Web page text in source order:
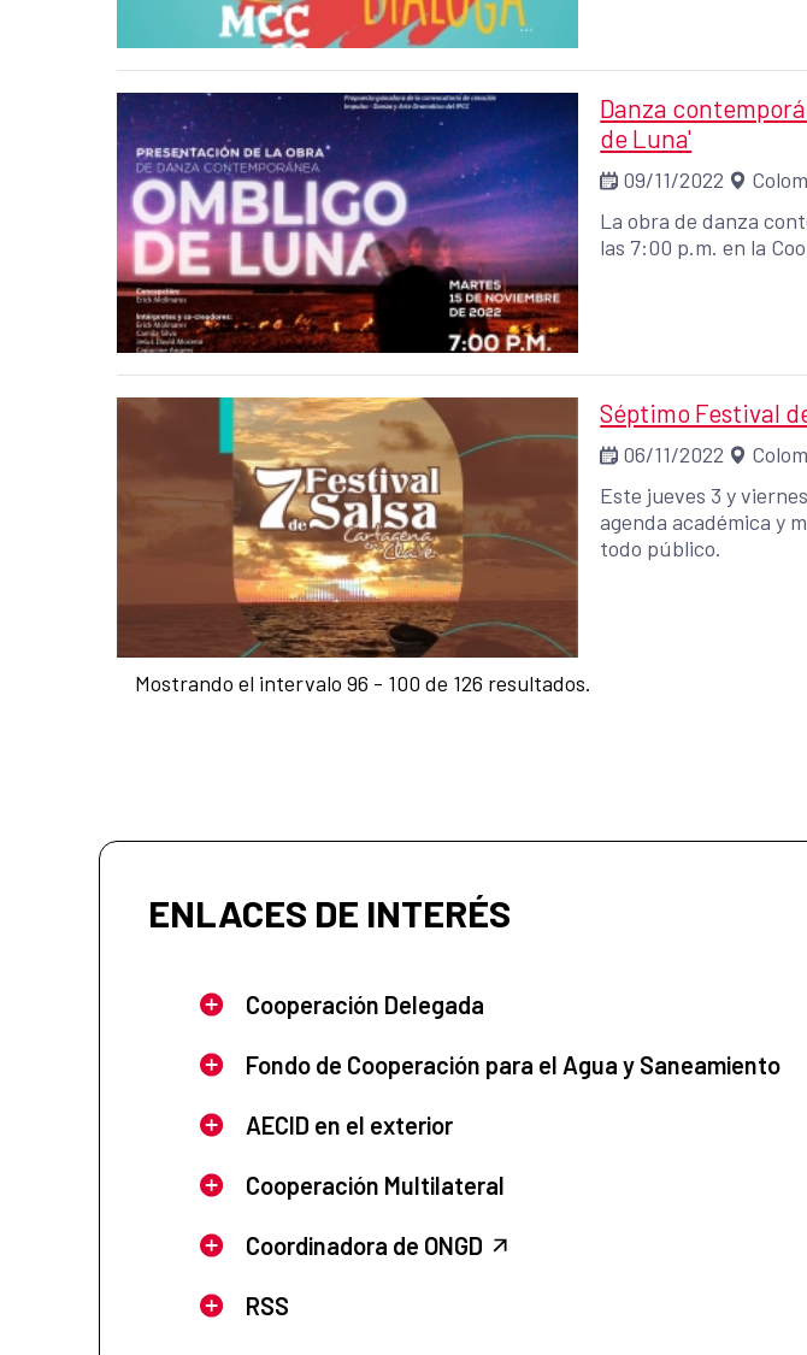
Danza
de Luna'
09/11/2022
La obra de danza
las 7:00 p.m. en la
Séptimo Festival
06/11/2022
Este jueves 3 y
agenda académica y
todo público.
Mostrando el intervalo 96 - 100 de 126 resultados.
ENLACES DE INTERÉS
Cooperación Delegada
Fondo de Cooperación para el Agua y Saneamiento
AECID en el exterior
Cooperación Multilateral
Coordinadora de ONGD
RSS